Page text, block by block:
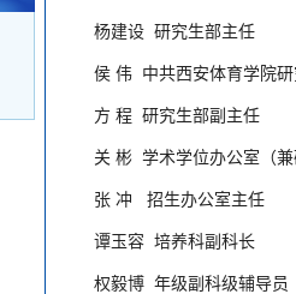
杨建设 研究生部主任
侯 伟 中共西安体育学院
方 程 研究生部副主任
关 彬 学术学位办公室（
张 冲 招生办公室主任
谭玉容 培养科副科长
权毅博 年级副科级辅导员